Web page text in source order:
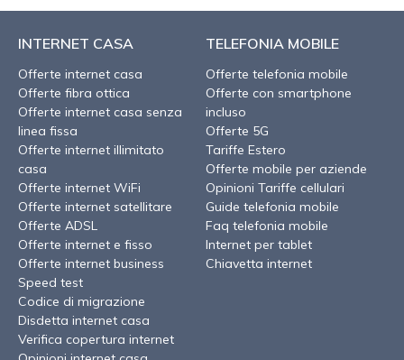
INTERNET CASA
Offerte internet casa
Offerte fibra ottica
Offerte internet casa senza
linea fissa
Offerte internet illimitato
casa
Offerte internet WiFi
Offerte internet satellitare
Offerte ADSL
Offerte internet e fisso
Offerte internet business
Speed test
Codice di migrazione
Disdetta internet casa
Verifica copertura internet
TELEFONIA MOBILE
Offerte telefonia mobile
Offerte con smartphone
incluso
Offerte 5G
Tariffe Estero
Offerte mobile per aziende
Opinioni Tariffe cellulari
Guide telefonia mobile
Faq telefonia mobile
Internet per tablet
Chiavetta internet